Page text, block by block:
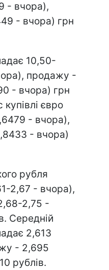
- вчора),
- вчора) грн
10,50-
продажу -
- вчора) грн
євро
- вчора),
- вчора)
рубля
2,67 - вчора),
2,75 -
Середній
2,613
- 2,695
рублів.